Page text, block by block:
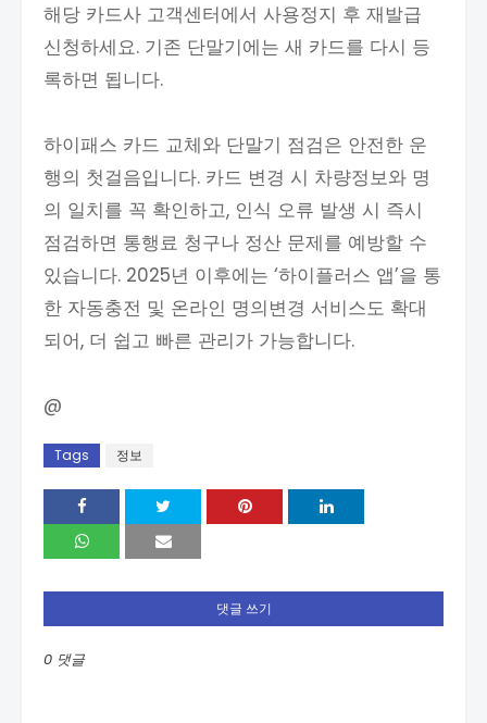
해당 카드사 고객센터에서 사용정지 후 재발급
신청하세요. 기존 단말기에는 새 카드를 다시 등
록하면 됩니다.
하이패스 카드 교체와 단말기 점검은 안전한 운
행의 첫걸음입니다. 카드 변경 시 차량정보와 명
의 일치를 꼭 확인하고, 인식 오류 발생 시 즉시
점검하면 통행료 청구나 정산 문제를 예방할 수
있습니다. 2025년 이후에는 ‘하이플러스 앱’을 통
한 자동충전 및 온라인 명의변경 서비스도 확대
되어, 더 쉽고 빠른 관리가 가능합니다.
@
Tags 정보
댓글 쓰기
0 댓글